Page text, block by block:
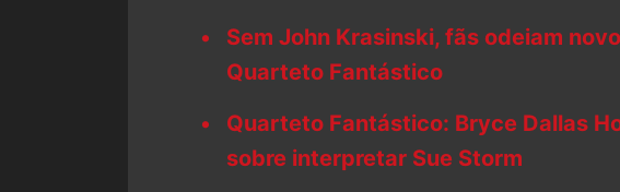
Sem John Krasinski, fãs odeiam
Quarteto Fantástico
Quarteto Fantástico: Bryce Dallas
sobre interpretar Sue Storm